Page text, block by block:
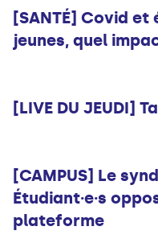
[SANTÉ] Covid
jeunes, quel
[LIVE DU JEUDI]
[CAMPUS] Le
Étudiant·e·s
plateforme